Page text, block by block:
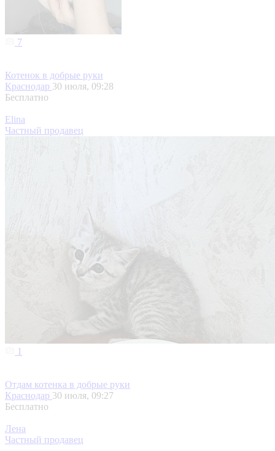
7
Котенок в добрые руки
Краснодар 30 июля, 09:28
Бесплатно
Elina
Частный продавец
1
Отдам котенка в добрые руки
Краснодар 30 июля, 09:27
Бесплатно
Лена
Частный продавец